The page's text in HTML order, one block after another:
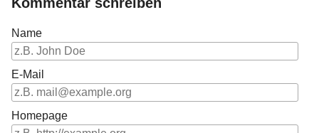
Name
E-Mail
Homepage